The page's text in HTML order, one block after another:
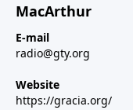
MacArthur
E-mail
radio@gty.org
Website
https://gracia.org/